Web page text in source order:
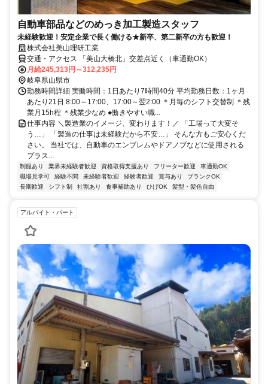
自動車部品などのめっき加工製造スタッフ
未経験歓迎！安定企業で長く働ける★新卒、第二新卒の方も歓迎！
株式会社美山理研工業
交通・アクセス 「美山大橋北」交差点近く（車通勤OK）
月給245,313円～312,235円
岐阜県山県市
勤務時間詳細 実働時間：1日あたり7時間40分 平均勤務日数：1ヶ月
あたり21日 8:00～17:00、17:00～翌2:00 ＊月毎のシフト交替制 ＊残
業月15h程 ＊残業少なめ ●働きやすい職...
仕事内容 ＼製造業のイメージ、変わります！／ 「工場って大変そ
う…」 「製造の仕事は未経験だから不安…」 そんな方もご安心くだ
さい。 当社では、自動車のエンブレムやドアノブなどに使用される
プラス...
制服あり 業界未経験者歓迎 資格取得支援あり フリーター歓迎
車通勤OK
職場見学可
経験不問 未経験者歓迎 経験者歓迎 賞与あり
ブランクOK
長期歓迎
シフト制 社割あり 食事補助あり ひげOK 髪型・髪色自由
アルバイト・パート